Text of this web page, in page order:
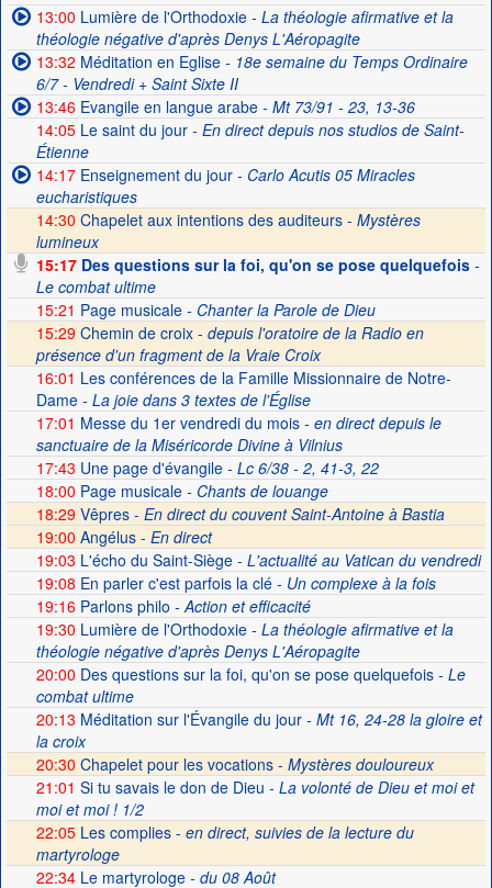
13:00 Lumière de l'Orthodoxie- La théologie afirmative et la
théologie négative d'après Denys L'Aéropagite
13:32 Méditation en Eglise- 18e semaine du Temps Ordinaire
6/7 - Vendredi + Saint Sixte II
13:46Evangile en langue arabe- Mt 73/91 - 23, 13-36
14:05Le saint du jour- En direct depuis nos studios de Saint-
Étienne
14:17Enseignement du jour- Carlo Acutis 05 Miracles
eucharistiques
14:30 Chapelet aux intentions des auditeurs - Mystères
lumineux
15:17Des questions sur la foi, qu'on se pose quelquefois-
Le combat ultime
15:21 Page musicale- Chanter la Parole de Dieu
15:29 Chemin de croix - depuis l'oratoire de la Radio en
présence d'un fragment de la Vraie Croix
16:01 Les conférences de la Famille Missionnaire de Notre-
Dame- La joie dans 3 textes de l'Église
17:01 Messe du 1er vendredi du mois- en direct depuis le
sanctuaire de la Miséricorde Divine à Vilnius
17:43 Une page d'évangile- Lc 6/38 - 2, 41-3, 22
18:00 Page musicale- Chants de louange
18:29 Vêpres - En direct du couvent Saint-Antoine à Bastia
19:00 Angélus - En direct
19:03 L'écho du Saint-Siège- L'actualité au Vatican du vendredi
19:08 En parler c'est parfois la clé- Un complexe à la fois
19:16Parlons philo - Action et efficacité
19:30 Lumière de l'Orthodoxie- La théologie afirmative et la
théologie négative d'après Denys L'Aéropagite
20:00 Des questions sur la foi, qu'on se pose quelquefois- Le
combat ultime
20:13 Méditation sur l'Évangile du jour- Mt 16, 24-28 la gloire et
la croix
20:30 Chapelet pour les vocations - Mystères douloureux
21:01 Si tu savais le don de Dieu - La volonté de Dieu et moi et
moi et moi ! 1/2
22:05Les complies - en direct, suivies de la lecture du
martyrologe
22:34Le martyrologe- du 08 Août